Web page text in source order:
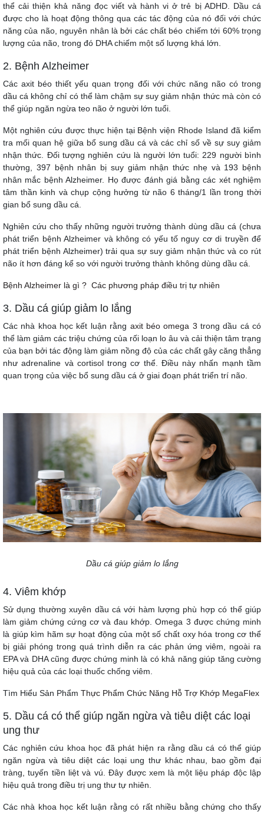
thể cải thiện khả năng đọc viết và hành vi ở trẻ bị ADHD. Dầu cá
được cho là hoạt động thông qua các tác động của nó đối với chức
năng của não, nguyên nhân là bởi các chất béo chiếm tới 60% trọng
lượng của não, trong đó DHA chiếm một số lượng khá lớn.
2. Bệnh Alzheimer
Các axit béo thiết yếu quan trọng đối với chức năng não có trong
dầu cá không chỉ có thể làm chậm sự suy giảm nhận thức mà còn có
thể giúp ngăn ngừa teo não ở người lớn tuổi.
Một nghiên cứu được thực hiện tại Bệnh viện Rhode Island đã kiểm
tra mối quan hệ giữa bổ sung dầu cá và các chỉ số về sự suy giảm
nhận thức. Đối tượng nghiên cứu là người lớn tuổi: 229 người bình
thường, 397 bệnh nhân bị suy giảm nhận thức nhẹ và 193 bệnh
nhân mắc bệnh Alzheimer. Họ được đánh giá bằng các xét nghiệm
tâm thần kinh và chụp cộng hưởng từ não 6 tháng/1 lần trong thời
gian bổ sung dầu cá.
Nghiên cứu cho thấy những người trưởng thành dùng dầu cá (chưa
phát triển bệnh Alzheimer và không có yếu tố nguy cơ di truyền để
phát triển bệnh Alzheimer) trải qua sự suy giảm nhận thức và co rút
não ít hơn đáng kể so với người trưởng thành không dùng dầu cá.
Bệnh Alzheimer là gì ? Các phương pháp điều trị tự nhiên
3. Dầu cá giúp giảm lo lắng
Các nhà khoa học kết luận rằng axit béo omega 3 trong dầu cá có
thể làm giảm các triệu chứng của rối loạn lo âu và cải thiện tâm trạng
của bạn bởi tác động làm giảm nồng độ của các chất gây căng thẳng
như adrenaline và cortisol trong cơ thể. Điều này nhấn mạnh tầm
quan trọng của việc bổ sung dầu cá ở giai đoạn phát triển trí não.
Dầu cá giúp giảm lo lắng
4. Viêm khớp
Sử dụng thường xuyên dầu cá với hàm lượng phù hợp có thể giúp
làm giảm chứng cứng cơ và đau khớp. Omega 3 được chứng minh
là giúp kìm hãm sự hoạt động của một số chất oxy hóa trong cơ thể
bị giải phóng trong quá trình diễn ra các phản ứng viêm, ngoài ra
EPA và DHA cũng được chứng minh là có khả năng giúp tăng cường
hiệu quả của các loại thuốc chống viêm.
Tìm Hiểu Sản Phẩm Thực Phẩm Chức Năng Hỗ Trợ Khớp MegaFlex
5. Dầu cá có thể giúp ngăn ngừa và tiêu diệt các loại
ung thư
Các nghiên cứu khoa học đã phát hiện ra rằng dầu cá có thể giúp
ngăn ngừa và tiêu diệt các loại ung thư khác nhau, bao gồm đại
tràng, tuyến tiền liệt và vú. Đây được xem là một liệu pháp độc lập
hiệu quả trong điều trị ung thư tự nhiên.
Các nhà khoa học kết luận rằng có rất nhiều bằng chứng cho thấy